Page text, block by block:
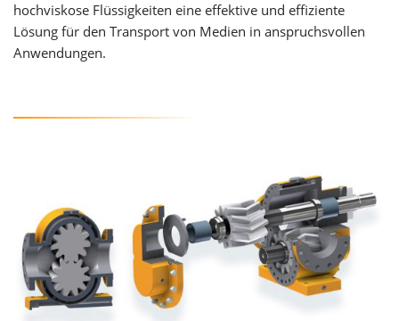
hochviskose Flüssigkeiten eine effektive und effiziente
Lösung für den Transport von Medien in anspruchsvollen
Anwendungen.